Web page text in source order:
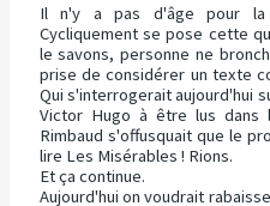
Il n'y a pas d'âge pour la
Cycliquement se pose cette
le savons, personne ne
prise de considérer un texte
Qui s'interrogerait aujourd'hui
Victor Hugo à être lus dans
Rimbaud s'offusquait que le
lire Les Misérables ! Rions.
Et ça continue.
Aujourd'hui on voudrait